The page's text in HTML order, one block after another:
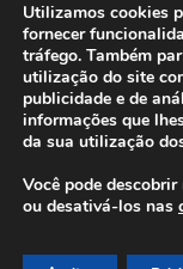
Livro de Reclamações
Utilizamos cookies
fornecer
tráfego. Também
utilização do site
publicidade e de
informações que
da sua utilização
Você pode
ou desativá-los nas